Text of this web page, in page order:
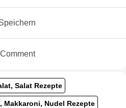
Comment
Salat Rezepte
Makkaroni, Nudel Rezepte